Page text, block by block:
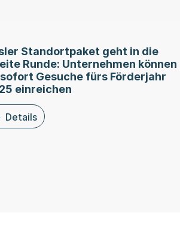
wählt
Standortpaket geht in die
Runde: Unternehmen können
Gesuche fürs Förderjahr
einreichen
DetailsMedienmitteilung: Basler